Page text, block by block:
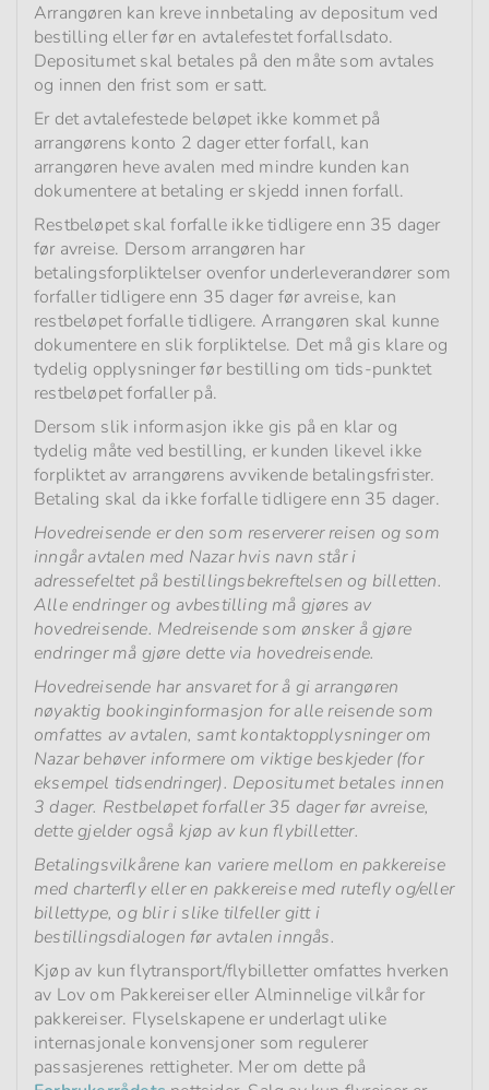
Arrangøren kan kreve innbetaling av depositum ved
bestilling eller før en avtalefestet forfallsdato.
Depositumet skal betales på den måte som avtales
og innen den frist som er satt.
Er det avtalefestede beløpet ikke kommet på
arrangørens konto 2 dager etter forfall, kan
arrangøren heve avalen med mindre kunden kan
dokumentere at betaling er skjedd innen forfall.
Restbeløpet skal forfalle ikke tidligere enn 35 dager
før avreise. Dersom arrangøren har
betalingsforpliktelser ovenfor underleverandører som
forfaller tidligere enn 35 dager før avreise, kan
restbeløpet forfalle tidligere. Arrangøren skal kunne
dokumentere en slik forpliktelse. Det må gis klare og
tydelig opplysninger før bestilling om tids-punktet
restbeløpet forfaller på.
Dersom slik informasjon ikke gis på en klar og
tydelig måte ved bestilling, er kunden likevel ikke
forpliktet av arrangørens avvikende betalingsfrister.
Betaling skal da ikke forfalle tidligere enn 35 dager.
Hovedreisende er den som reserverer reisen og som
inngår avtalen med Nazar hvis navn står i
adressefeltet på bestillingsbekreftelsen og billetten.
Alle endringer og avbestilling må gjøres av
hovedreisende. Medreisende som ønsker å gjøre
endringer må gjøre dette via hovedreisende.
Hovedreisende har ansvaret for å gi arrangøren
nøyaktig bookinginformasjon for alle reisende som
omfattes av avtalen, samt kontaktopplysninger om
Nazar behøver informere om viktige beskjeder (for
eksempel tidsendringer). Depositumet betales innen
3 dager. Restbeløpet forfaller 35 dager før avreise,
dette gjelder også kjøp av kun flybilletter.
Betalingsvilkårene kan variere mellom en pakkereise
med charterfly eller en pakkereise med rutefly og/eller
billettype, og blir i slike tilfeller gitt i
bestillingsdialogen før avtalen inngås.
Kjøp av kun flytransport/flybilletter omfattes hverken
av Lov om Pakkereiser eller Alminnelige vilkår for
pakkereiser. Flyselskapene er underlagt ulike
internasjonale konvensjoner som regulerer
passasjerenes rettigheter. Mer om dette på